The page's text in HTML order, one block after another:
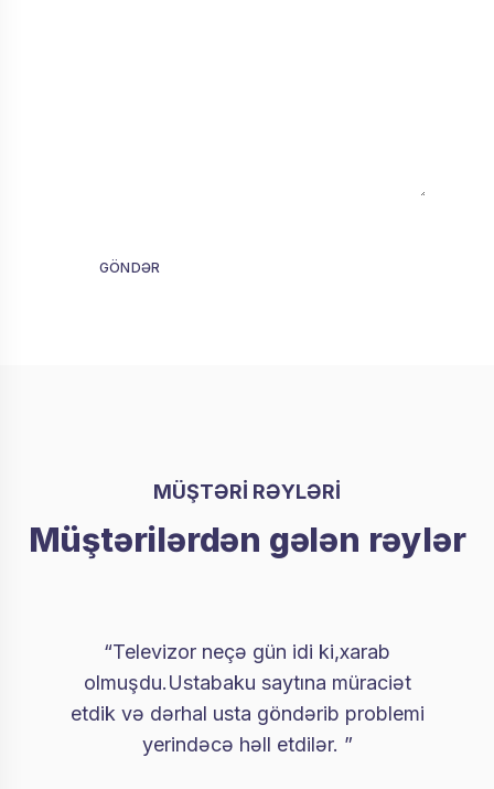
GÖNDƏR
MÜŞTƏRİ RƏYLƏRİ
Müştərilərdən gələn rəylər
“Televizor neçə gün idi ki,xarab
olmuşdu.Ustabaku saytına müraciət
etdik və dərhal usta göndərib problemi
yerindəcə həll etdilər. ”